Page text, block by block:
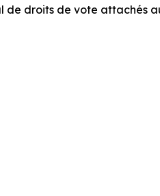
de droits de vote attachés